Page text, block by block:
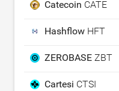
Catecoin CATE
Hashflow HFT
ZEROBASE ZBT
Cartesi CTSI